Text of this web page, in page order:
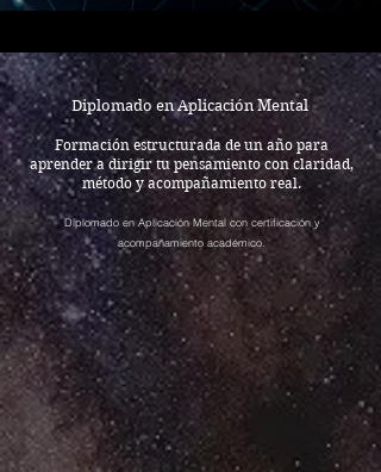
Diplomado en Aplicación Mental
Formación estructurada de un año para
aprender a dirigir tu pensamiento con claridad,
método y acompañamiento real.
Diplomado en Aplicación Mental con certificación y
acompañamiento académico.